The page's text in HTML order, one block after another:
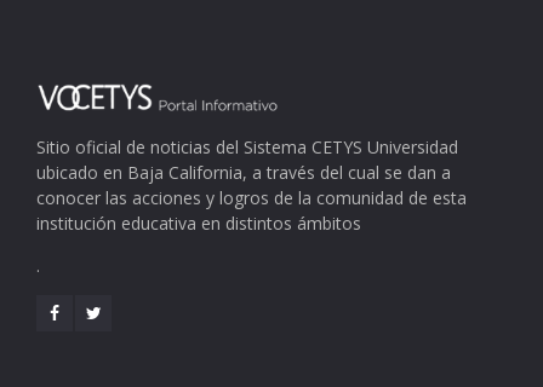
Sitio oficial de noticias del Sistema CETYS Universidad
ubicado en Baja California, a través del cual se dan a
conocer las acciones y logros de la comunidad de esta
institución educativa en distintos ámbitos
.